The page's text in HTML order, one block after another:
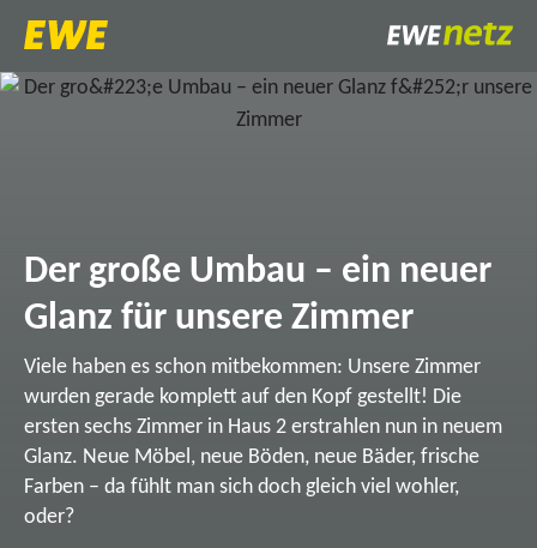
Der große Umbau – ein neuer
Glanz für unsere Zimmer
Viele haben es schon mitbekommen: Unsere Zimmer
wurden gerade komplett auf den Kopf gestellt! Die
ersten sechs Zimmer in Haus 2 erstrahlen nun in neuem
Glanz. Neue Möbel, neue Böden, neue Bäder, frische
Farben – da fühlt man sich doch gleich viel wohler,
oder?